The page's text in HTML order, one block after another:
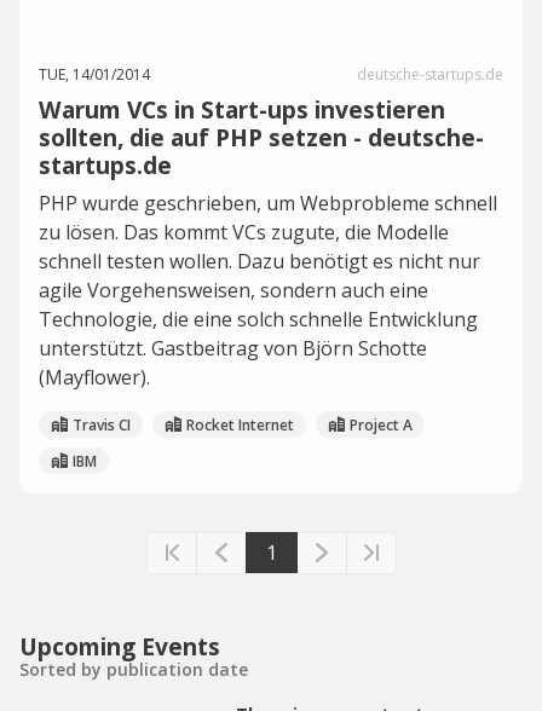
TUE, 14/01/2014 deutsche-startups.de
Warum VCs in Start-ups investieren
sollten, die auf PHP setzen - deutsche-
startups.de
PHP wurde geschrieben, um Webprobleme schnell
zu lösen. Das kommt VCs zugute, die Modelle
schnell testen wollen. Dazu benötigt es nicht nur
agile Vorgehensweisen, sondern auch eine
Technologie, die eine solch schnelle Entwicklung
unterstützt. Gastbeitrag von Björn Schotte
(Mayflower).
Travis CI Rocket Internet
Project A
IBM
1
Upcoming Events
Sorted by publication date